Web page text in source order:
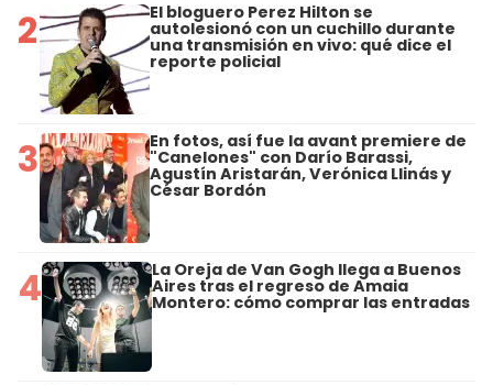
2 El bloguero Perez Hilton se
autolesionó con un cuchillo durante
una transmisión en vivo: qué dice el
reporte policial
3 En fotos, así fue la avant premiere de
"Canelones" con Darío Barassi,
Agustín Aristarán, Verónica Llinás y
César Bordón
4 La Oreja de Van Gogh llega a Buenos
Aires tras el regreso de Amaia
Montero: cómo comprar las entradas